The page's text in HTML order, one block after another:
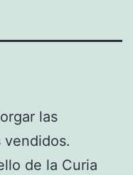
las
vendidos.
de la Curia